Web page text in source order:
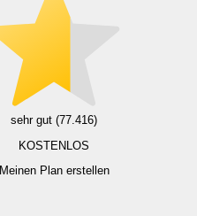
sehr gut (77.416)
KOSTENLOS
Meinen Plan erstellen